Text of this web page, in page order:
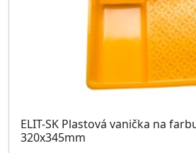
ELIT-SK Plastová vanička na
320x345mm